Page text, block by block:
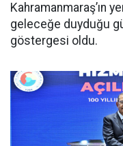
Kahramanmaraş’ın
geleceğe duyduğu
göstergesi oldu.